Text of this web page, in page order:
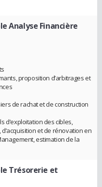
Analyse Financière
proposition d’arbitrages et
de rachat et de construction
d’exploitation des cibles,
et de rénovation en
estimation de la
Trésorerie et